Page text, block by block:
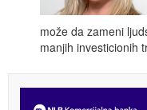
može da zameni
manjih investicionih